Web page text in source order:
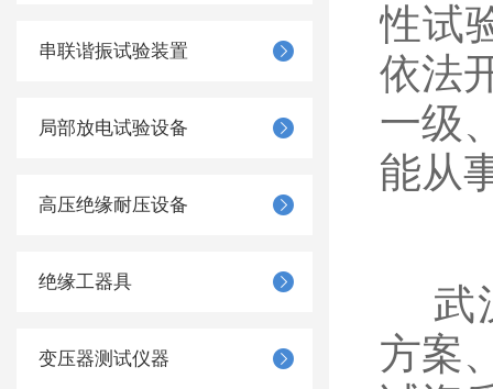
串联谐振试验装置
局部放电试验设备
高压绝缘耐压设备
绝缘工器具
变压器测试仪器
性试
依法
一级
能从
武
方案